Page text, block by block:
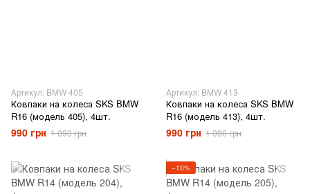
Артикул: BMW 405
Ковпаки на колеса SKS BMW
R16 (модель 405), 4шт.
990 грн 1 090 грн
Артикул: BMW 413
Ковпаки на колеса SKS BMW
R16 (модель 413), 4шт.
990 грн 1 090 грн
−10%